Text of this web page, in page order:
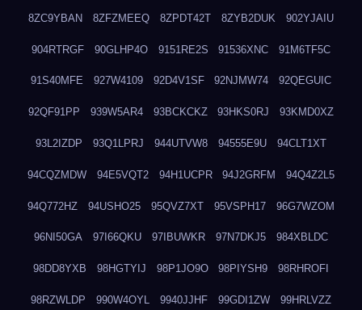
8ZC9YBAN 8ZFZMEEQ 8ZPDT42T 8ZYB2DUK 902YJAIU
904RTRGF 90GLHP4O 9151RE2S 91536XNC 91M6TF5C
91S40MFE 927W4109 92D4V1SF 92NJMW74 92QEGUIC
92QF91PP 939W5AR4 93BCKCKZ 93HKS0RJ 93KMD0XZ
93L2IZDP 93Q1LPRJ 944UTVW8 94555E9U 94CLT1XT
94CQZMDW 94E5VQT2 94H1UCPR 94J2GRFM 94Q4Z2L5
94Q772HZ 94USHO25 95QVZ7XT 95VSPH17 96G7WZOM
96NI50GA 97I66QKU 97IBUWKR 97N7DKJ5 984XBLDC
98DD8YXB 98HGTYIJ 98P1JO9O 98PIYSH9 98RHROFI
98RZWLDP 990W4OYL 9940JJHF 99GDI1ZW 99HRLVZZ